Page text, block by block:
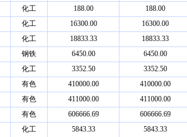
化工 188.00
188.00
化工 16300.00
16300.00
化工 18833.33
18833.33
钢铁 6450.00
6450.00
化工 3352.50
3352.50
有色 410000.00
410000.00
有色 411000.00
411000.00
有色 606666.69
606666.69
化工 5843.33
5843.33